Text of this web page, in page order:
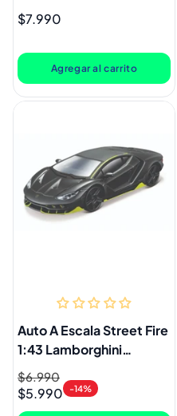
Precio
$7.990
Agregar al carrito
Auto A Escala Street Fire
1:43 Lamborghini
Centenario
Precio
habitual
$6.990
Precio
de
oferta
$5.990 -14%